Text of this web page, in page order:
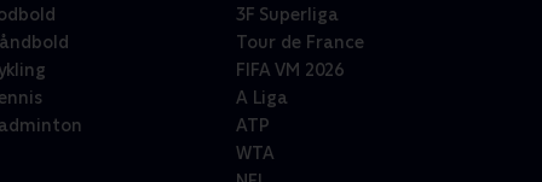
3F Superliga
Tour de France
FIFA VM 2026
A Liga
ATP
WTA